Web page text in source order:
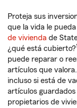
Proteja sus
que la vida le
de vivienda de
¿qué está cubierto?1
puede reparar o
artículos que valora.
incluso si está de
artículos
propietarios de